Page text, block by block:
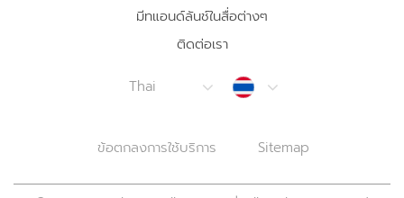
มีทแอนด์ลันช์ในสื่อต่างๆ
ติดต่อเรา
Thai Thailand
ข้อตกลงการใช้บริการ Sitemap